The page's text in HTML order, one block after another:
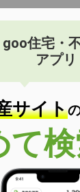
長崎県長崎市興善町
17.07m²
1K
3.80万円
長崎県長崎市三芳町
17.34m²
goo住宅・
アプリ
サイト
検